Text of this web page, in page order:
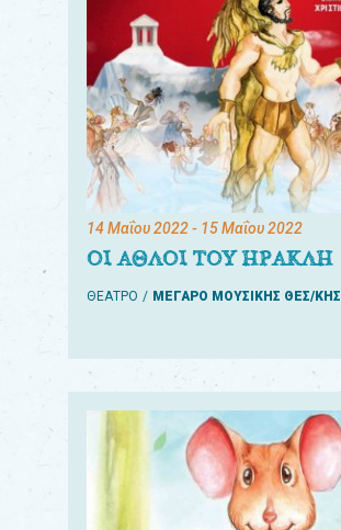
14 Μαΐου 2022- 15 Μαΐου 2022
ΟΙ ΑΘΛΟΙ ΤΟΥ ΗΡΑΚΛΗ
ΘΕΑΤΡΟ ΜΕΓΑΡΟ ΜΟΥΣΙΚΗΣ ΘΕΣ/ΚΗΣ